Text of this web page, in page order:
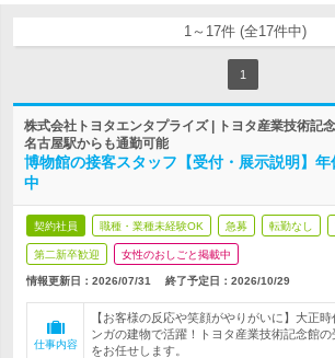
1～17件 (全17件中)
1
株式会社トヨタエンタプライズ | トヨタ産業技術記
名古屋駅からも通勤可能
博物館の接客スタッフ【受付・展示説明】
中
契約社員 職種・業種未経験OK 急募 転勤なし
第二新卒歓迎 女性のおしごと掲載中
情報更新日：2026/07/31 終了予定日： 2026/10/29
仕事内容
【お客様の反応や笑顔がやりがいに】大正
ンガの建物で活躍！トヨタ産業技術記念館
をお任せします。